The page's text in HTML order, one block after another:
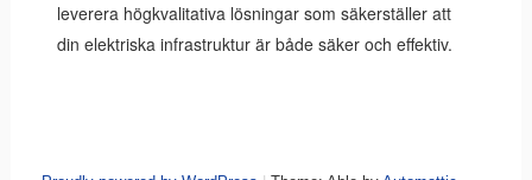
leverera högkvalitativa lösningar som säkerställer att
din elektriska infrastruktur är både säker och effektiv.